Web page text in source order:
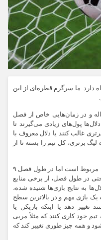
دارد. ما سرگرم قطره‌ای از این
و در زمان‌هایی خاص از فصل
پول‌های زیادی می‌گیرند تا
غالب کنند یا دلال معروف با
برتری، کل تیم را بسته تا از
این‌ موارد به دوران پیش فصل و نیم فصل مربوط است اما در طول فصل ۹
حتی در طول فصل، از برخی منابع
به نتایج بازی‌ها شنیده شده،
یک بازی مهم و در بالاترین سطح
تغییر دهد یا اینکه بازیکن یا
تیم خود کاری کنند که مثلاً مربی
و همه چیز طوری تغییر کند که